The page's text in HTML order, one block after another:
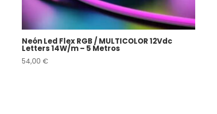
Neón Led Flex RGB / MULTICOLOR 12Vdc
Letters 14W/m – 5 Metros
54,00 €